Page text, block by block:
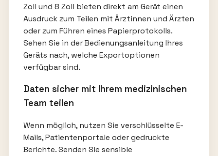
Zoll und 8 Zoll bieten direkt am Gerät einen
Ausdruck zum Teilen mit Ärztinnen und Ärzten
oder zum Führen eines Papierprotokolls.
Sehen Sie in der Bedienungsanleitung Ihres
Geräts nach, welche Exportoptionen
verfügbar sind.
Daten sicher mit Ihrem medizinischen
Team teilen
Wenn möglich, nutzen Sie verschlüsselte E-
Mails, Patientenportale oder gedruckte
Berichte. Senden Sie sensible